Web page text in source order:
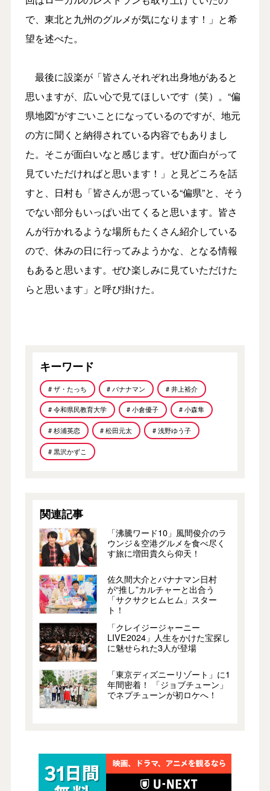
で、東北と九州のグルメが気になります！」と希
望を述べた。
最後に設楽が「皆さんそれぞれ出身地があると
思いますが、広い心で見てほしいです（笑）。“偏
県地図”がすごいことになっているのですが、地元
の方に聞くと納得されている内容でもありまし
た。そこが面白いなと感じます。ぜひ面白がって
見ていただければと思います！」と見どころを話
すと、日村も「皆さんが思っている“偏県”と、そう
でない部分もいっぱい出てくると思います。皆さ
んが行かれるような場所もたくさん紹介している
ので、休みの日に行ってみようかな、となる情報
もあると思います。ぜひ楽しみに見ていただけた
らと思います」と呼び掛けた。
キーワード
# ザ・たっち # バナナマン # 井上裕介
# 令和県民教育大学 # 小倉優子 # 小森隼
# 杉浦英恋 # 松田元太 # 浅野ゆう子
# 黒沢かずこ
関連記事
「沸騰ワード10」風間俊介のラ
ウンジ＆空港グルメを食べ尽く
す旅に増田貴久ら仰天！
佐久間大介とバナナマン日村
が“推し”カルチャーと出合う
「サクサクヒムヒム」スター
ト！
「クレイジージャーニー
LIVE2024」人生をかけた宝探し
に魅せられた3人が登場
「東京ディズニーリゾート」に1
年間密着！ 「ジョブチューン」
でネプチューンが初ロケへ！